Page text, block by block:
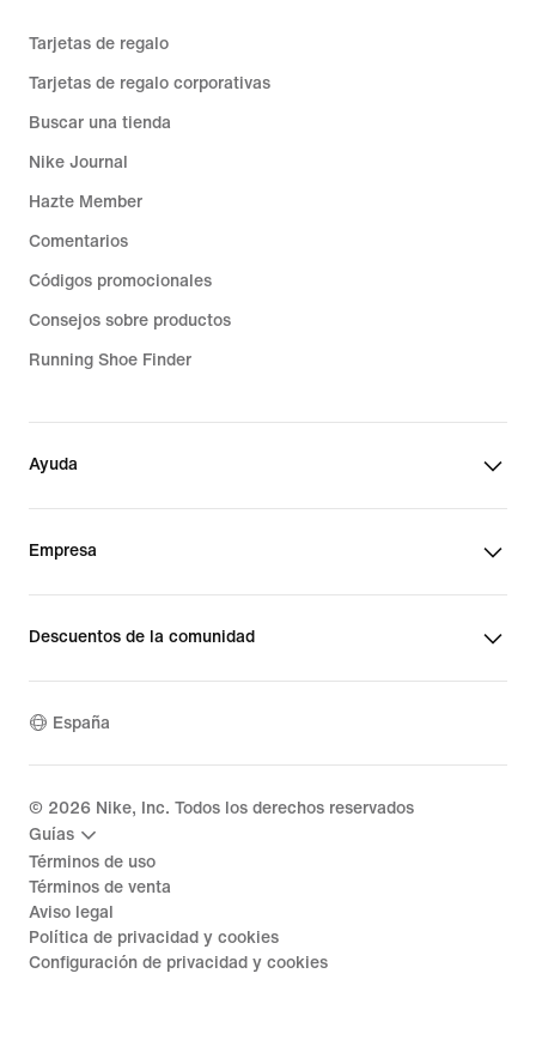
Tarjetas de regalo
Tarjetas de regalo corporativas
Buscar una tienda
Nike Journal
Hazte Member
Comentarios
Códigos promocionales
Consejos sobre productos
Running Shoe Finder
Ayuda
Empresa
Descuentos de la comunidad
España
© 2026 Nike, Inc. Todos los derechos reservados
Guías
Términos de uso
Términos de venta
Aviso legal
Política de privacidad y cookies
Configuración de privacidad y cookies